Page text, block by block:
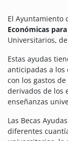
El Ayuntamiento
Económicas
Universitarios,
Estas ayudas
anticipadas a
con los gastos
derivados de los
enseñanzas
Las Becas
diferentes